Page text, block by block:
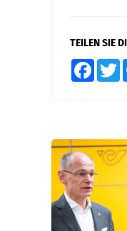
TEILEN SIE
Facebook